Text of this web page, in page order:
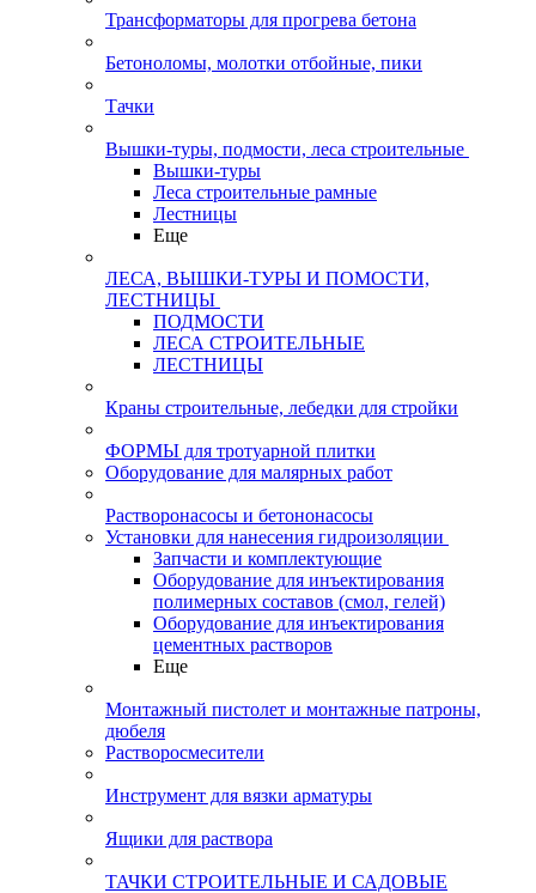
Трансформаторы для прогрева бетона
Бетоноломы, молотки отбойные, пики
Тачки
Вышки-туры, подмости, леса строительные
Вышки-туры
Леса строительные рамные
Лестницы
Еще
ЛЕСА, ВЫШКИ-ТУРЫ И ПОМОСТИ,
ЛЕСТНИЦЫ
ПОДМОСТИ
ЛЕСА СТРОИТЕЛЬНЫЕ
ЛЕСТНИЦЫ
Краны строительные, лебедки для стройки
ФОРМЫ для тротуарной плитки
Оборудование для малярных работ
Растворонасосы и бетононасосы
Установки для нанесения гидроизоляции
Запчасти и комплектующие
Оборудование для инъектирования
полимерных составов (смол, гелей)
Оборудование для инъектирования
цементных растворов
Еще
Монтажный пистолет и монтажные патроны,
дюбеля
Растворосмесители
Инструмент для вязки арматуры
Ящики для раствора
ТАЧКИ СТРОИТЕЛЬНЫЕ И САДОВЫЕ